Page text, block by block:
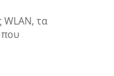
WLAN, τα